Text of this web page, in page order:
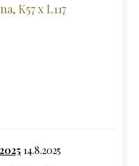
K57 x L117
14.8.2025